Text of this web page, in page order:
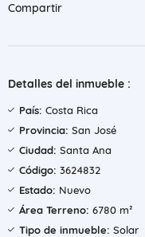
Compartir
Detalles del inmueble :
País: Costa Rica
Provincia: San José
Ciudad: Santa Ana
Código: 3624832
Estado: Nuevo
Área Terreno: 6780 m²
Tipo de inmueble: Solar